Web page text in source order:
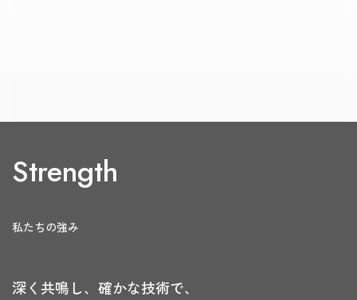
Strength
私たちの強み
深く共鳴し、確かな技術で、